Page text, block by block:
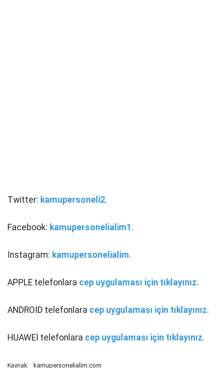
Twitter: kamupersoneli2.
Facebook: kamupersonelialim1 .
İnstagram: kamupersonelialim.
APPLE telefonlara cep uygulaması için tıklayınız.
ANDROİD telefonlara cep uygulaması için tıklayınız.
HUAWEİ telefonlara cep uygulaması için tıklayınız.
Kaynak: kamupersonelialim.com